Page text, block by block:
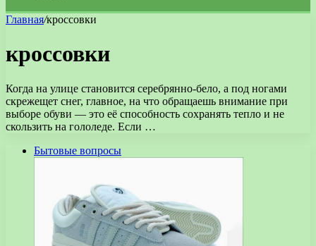
Главная/кроссовки
кроссовки
Когда на улице становится серебрянно-бело, а под ногами
скрежещет снег, главное, на что обращаешь внимание при
выборе обуви — это её способность сохранять тепло и не
скользить на гололеде. Если …
Бытовые вопросы